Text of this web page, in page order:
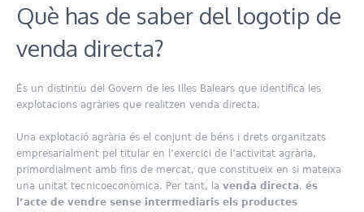
Què has de saber del logotip de
venda directa?
És un distintiu del Govern de les Illes Balears que identifica les
explotacions agràries que realitzen venda directa.
Una explotació agrària és el conjunt de béns i drets organitzats
empresarialment pel titular en l’exercici de l’activitat agrària,
primordialment amb fins de mercat, que constitueix en si mateixa
una unitat tecnicoeconòmica. Per tant, lavenda directa, és
l’acte de vendre sense intermediaris els productes